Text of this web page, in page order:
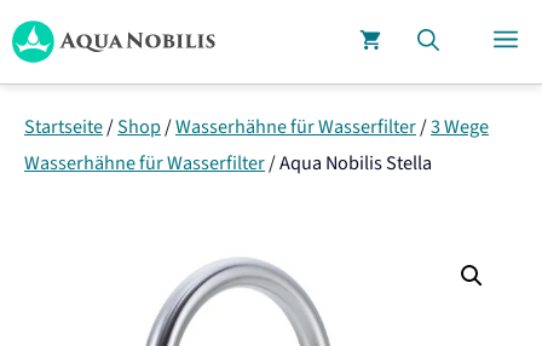
Zum
Inhalt
springen
Startseite/Shop/Wasserhähne für Wasserfilter/3 Wege
Wasserhähne für Wasserfilter/Aqua Nobilis Stella